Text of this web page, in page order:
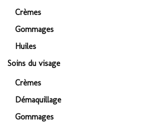
Crèmes
Gommages
Huiles
Soins du visage
Crèmes
Démaquillage
Gommages